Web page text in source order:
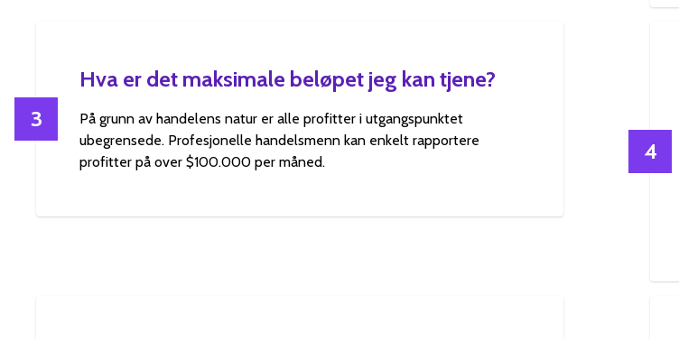
3
Hva er det maksimale beløpet jeg kan tjene?
På grunn av handelens natur er alle profitter i utgangspunktet
ubegrensede. Profesjonelle handelsmenn kan enkelt rapportere
profitter på over $100.000 per måned.
4